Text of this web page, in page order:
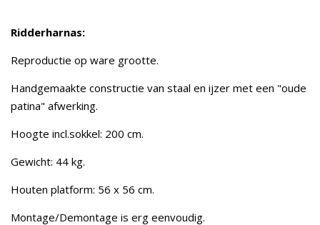
Ridderharnas:
Reproductie op ware grootte.
Handgemaakte constructie van staal en ijzer met een "oude
patina" afwerking.
Hoogte incl.sokkel: 200 cm.
Gewicht: 44 kg.
Houten platform: 56 x 56 cm.
Montage/Demontage is erg eenvoudig.